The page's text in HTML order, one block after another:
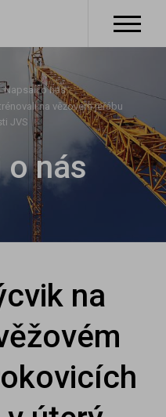
Napsali o nás
na věžovém jeřábu
JVS
o nás
na